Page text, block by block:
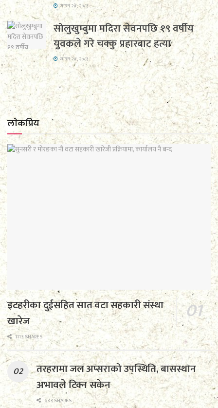
साउन २४, २०८३
सोलुखुम्बुमा मदिरा सेवनपछि १९ वर्षीय
युवकले गरे चक्कु प्रहारबाट हत्या
साउन २४, २०८३
लाेकप्रिय
इटहरीका दुईसहित सात वटा सहकारी संस्था
खारेज
1113 SHARES
तरहरामा जल अप्सराको उपस्थिति, बासस्थान
अभावले टिक्न सकेन
633 SHARES